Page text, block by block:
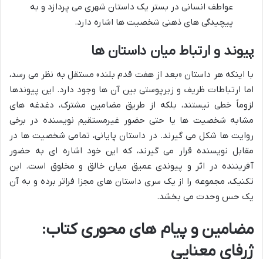
عواطف انسانی در بستر یک داستان شهری می پردازد و به
پیچیدگی های ذهنی شخصیت ها اشاره دارد.
پیوند و ارتباط میان داستان ها
با اینکه هر داستان «بعد از هفت قدم بلند» مستقل به نظر می رسد،
اما ارتباطات ظریف و زیرپوستی بین آن ها وجود دارد. این پیوندها
لزوماً خطی نیستند، بلکه از طریق مضامین مشترک، دغدغه های
مشابه شخصیت ها یا حتی حضور غیرمستقیم نویسنده در برخی
روایت ها شکل می گیرند. در داستان پایانی، تمامی شخصیت ها در
مقابل نویسنده قرار می گیرند، که این خود اشاره ای به حضور
آفریننده در اثر و پیوندی عمیق میان خالق و مخلوق است. این
تکنیک، مجموعه را از یک سری داستان های مجزا فراتر برده و به آن
یک حس وحدت می بخشد.
مضامین و پیام های محوری کتاب:
ژرفای معنایی